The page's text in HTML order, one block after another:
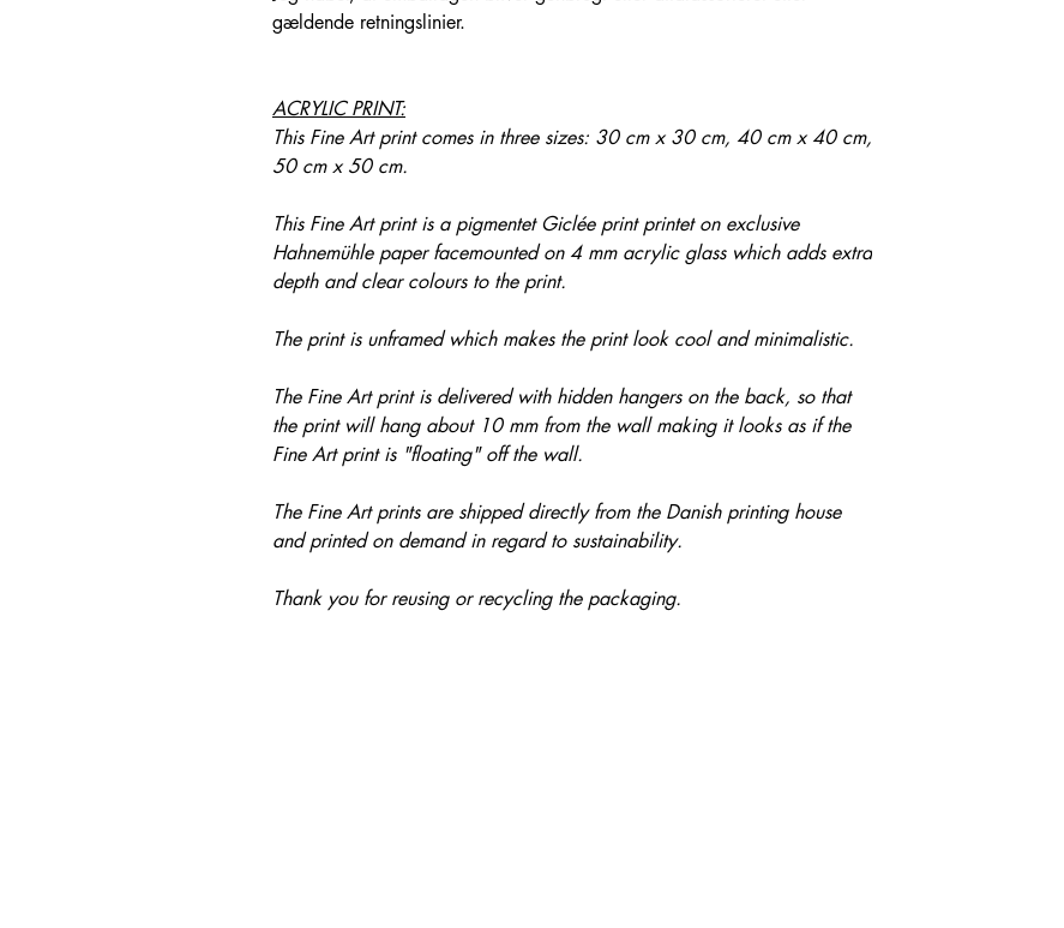
gældende retningslinier.
ACRYLIC PRINT:
This Fine Art print comes in three sizes: 30 cm x 30 cm, 40 cm x 40 cm,
50 cm x 50 cm.
This Fine Art print is a pigmentet Giclée print printet on exclusive
Hahnemühle paper facemounted on 4 mm acrylic glass which adds extra
depth and clear colours to the print.
The print is unframed which makes the print look cool and minimalistic.
The Fine Art print is delivered with hidden hangers on the back, so that
the print will hang about 10 mm from the wall making it looks as if the
Fine Art print is "floating" off the wall.
The Fine Art prints are shipped directly from the Danish printing house
and printed on demand in regard to sustainability.
Thank you for reusing or recycling the packaging.